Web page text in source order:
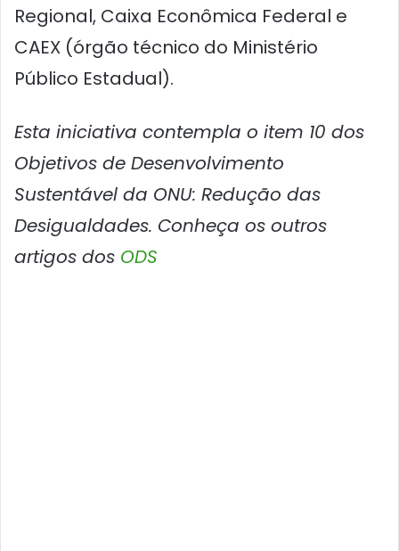
Regional, Caixa Econômica Federal e
CAEX (órgão técnico do Ministério
Público Estadual).
Esta iniciativa contempla o item 10 dos
Objetivos de Desenvolvimento
Sustentável da ONU: Redução das
Desigualdades. Conheça os outros
artigos dos ODS